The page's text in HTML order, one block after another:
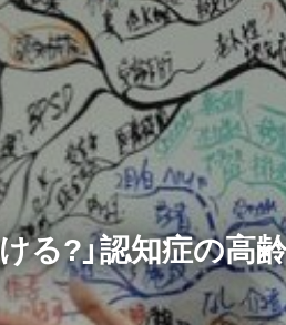
ける?」認知症の